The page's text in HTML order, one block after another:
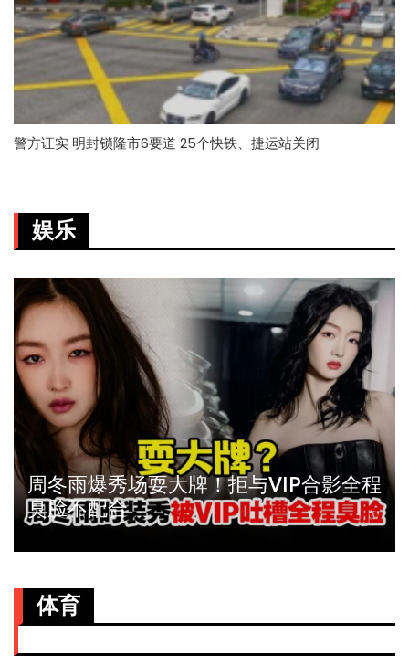
警方证实 明封锁隆市6要道 25个快铁、捷运站关闭
娱乐
周冬雨爆秀场耍大牌！拒与VIP合影全程
臭脸不配合
体育